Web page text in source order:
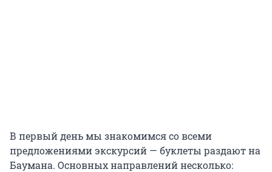
В первый день мы знакомимся со всеми
предложениями экскурсий — буклеты раздают на
Баумана. Основных направлений несколько: